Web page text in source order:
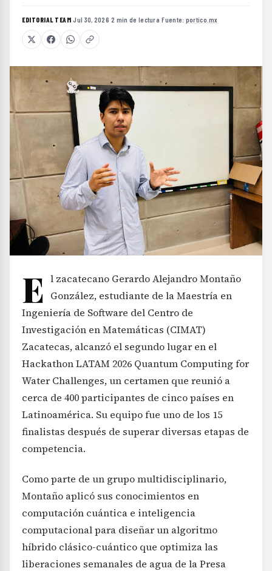
EDITORIAL TEAM·Jul 30, 2026·2 min de lectura·Fuente: portico.mx
E l zacatecano Gerardo Alejandro Montaño
González, estudiante de la Maestría en
Ingeniería de Software del Centro de
Investigación en Matemáticas (CIMAT)
Zacatecas, alcanzó el segundo lugar en el
Hackathon LATAM 2026 Quantum Computing for
Water Challenges, un certamen que reunió a
cerca de 400 participantes de cinco países en
Latinoamérica. Su equipo fue uno de los 15
finalistas después de superar diversas etapas de
competencia.
Como parte de un grupo multidisciplinario,
Montaño aplicó sus conocimientos en
computación cuántica e inteligencia
computacional para diseñar un algoritmo
híbrido clásico-cuántico que optimiza las
liberaciones semanales de agua de la Presa